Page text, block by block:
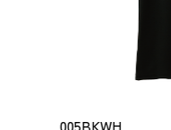
005BKWH